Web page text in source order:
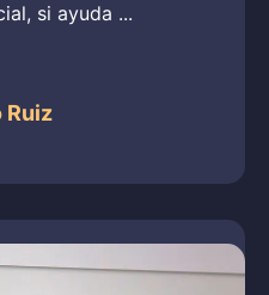
si ayuda ...
Ruiz